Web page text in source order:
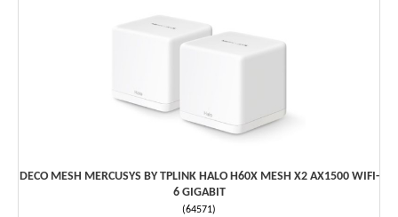
DECO MESH MERCUSYS BY TPLINK HALO H60X MESH X2 AX1500 WIFI-
6 GIGABIT
(64571)